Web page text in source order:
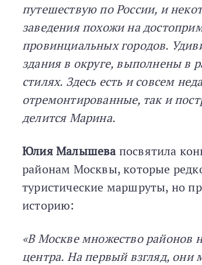
путешествую по России, и
заведения похожи на
провинциальных городов.
здания в округе, выполнены в
стилях. Здесь есть и совсем
отремонтированные, так и
делится Марина.
Юлия Малышевапосвятила
районам Москвы, которые
туристические маршруты, но
историю:
«В Москве множество районов
центра. На первый взгляд, они